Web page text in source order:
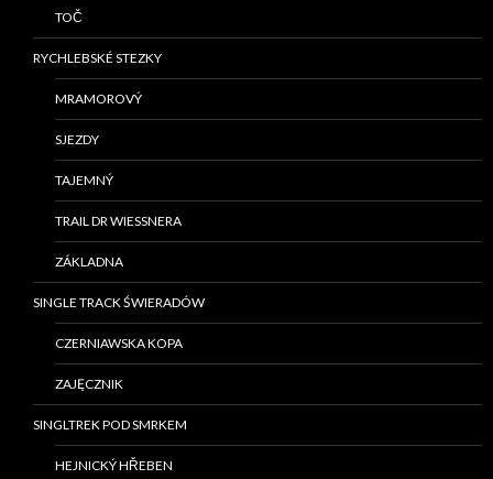
TOČ
RYCHLEBSKÉ STEZKY
MRAMOROVÝ
SJEZDY
TAJEMNÝ
TRAIL DR WIESSNERA
ZÁKLADNA
SINGLE TRACK ŚWIERADÓW
CZERNIAWSKA KOPA
ZAJĘCZNIK
SINGLTREK POD SMRKEM
HEJNICKÝ HŘEBEN